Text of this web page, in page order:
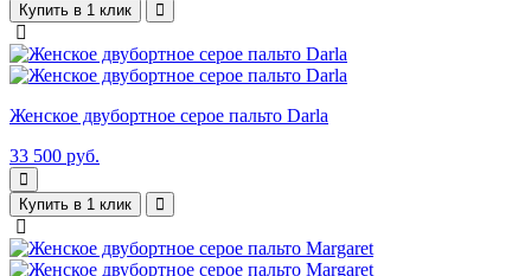
Купить в 1 клик
Женское двубортное серое пальто Darla
33 500 руб.
Купить в 1 клик